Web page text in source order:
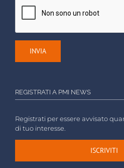
REGISTRATI A PMI NEWS
Registrati per essere avvisato
di tuo interesse.
ISCRIVITI